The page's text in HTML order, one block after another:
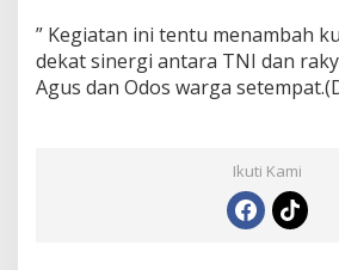
” Kegiatan ini tentu menambah
dekat sinergi antara TNI dan
Agus dan Odos warga
Ikuti Kami